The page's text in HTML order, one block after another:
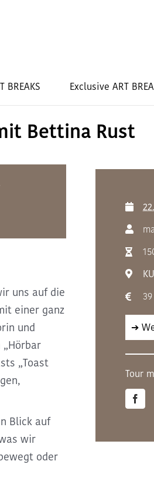
BREAKS Exclusive ART
Bettina Rust
uns auf die
einer ganz
und
„Hörbar
„Toast
Blick auf
wir
oder
39
➔
Tour